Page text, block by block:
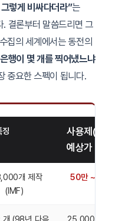
렇게 비싸다더라”는
결론부터 말씀드리면 그
집의 세계에서는 동전의
행이 몇 개를 찍어냈느냐
중요한 스펙이 됩니다.
징
사용제(기스)
예상가
개 제작
(IMF)
50만 ~ 100
개 (98년 다음 25,000 ~